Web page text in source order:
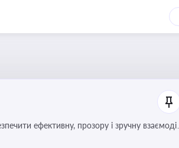
ефективну, прозору і зручну взаємодію